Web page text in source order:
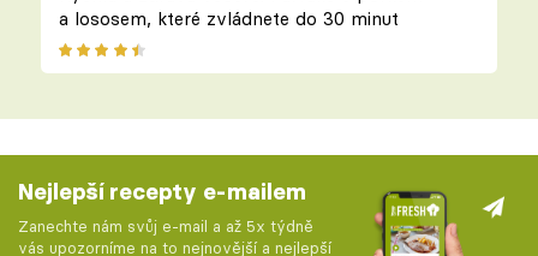
a lososem, které zvládnete do 30 minut
Nejlepší recepty e-mailem
Zanechte nám svůj e-mail a až 5x týdně
vás upozorníme na to nejnovější a nejlepší